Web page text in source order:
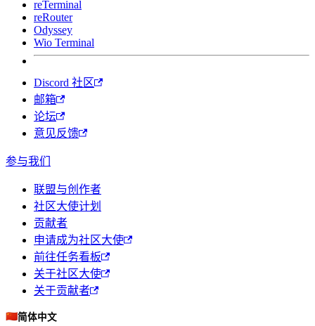
reTerminal
reRouter
Odyssey
Wio Terminal
Discord 社区
邮箱
论坛
意见反馈
参与我们
联盟与创作者
社区大使计划
贡献者
申请成为社区大使
前往任务看板
关于社区大使
关于贡献者
🇨🇳简体中文